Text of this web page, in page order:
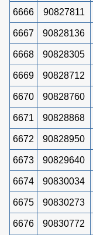
6666 90827811
6667 90828136
6668 90828305
6669 90828712
6670 90828760
6671 90828868
6672 90828950
6673 90829640
6674 90830034
6675 90830273
6676 90830772